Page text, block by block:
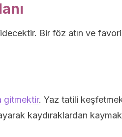
Bir föz atın ve
gitmektir. Yaz tatili
kaydıraklardan